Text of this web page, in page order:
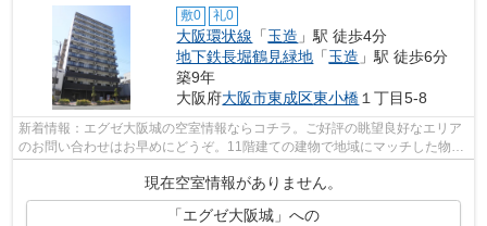
敷0 礼0
大阪環状線 「玉造 」駅 徒歩4分
地下鉄長堀鶴見緑地 「玉造 」駅 徒歩6分
築9年
大阪府大阪市東成区東小橋 １丁目5-8
新着情報：エグゼ大阪城の空室情報ならコチラ。ご好評の眺望良好なエリア
のお問い合わせはお早めにどうぞ。11階建ての建物で地域にマッチした物
現在空室情報がありません。
「エグゼ大阪城」への